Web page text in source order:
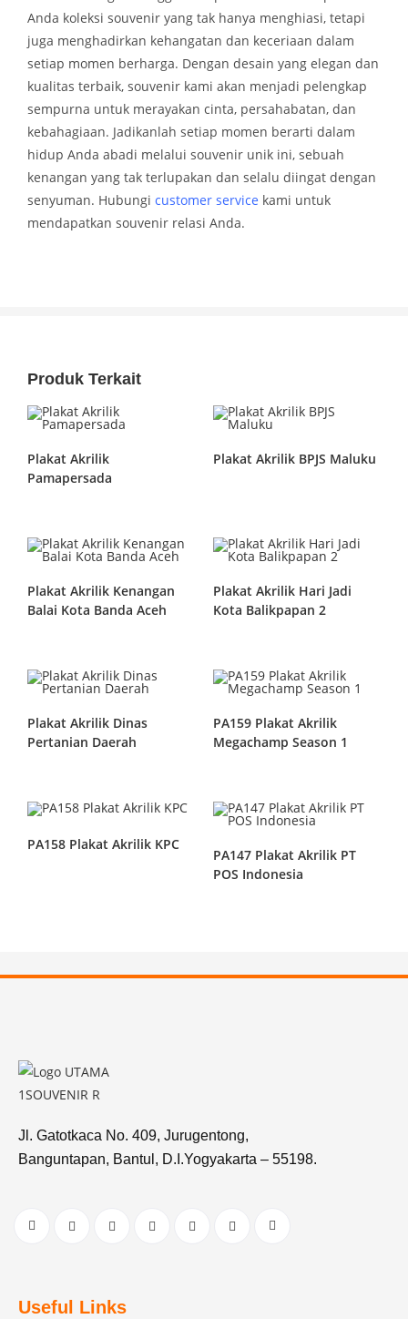
Anda koleksi souvenir yang tak hanya menghiasi, tetapi
juga menghadirkan kehangatan dan keceriaan dalam
setiap momen berharga. Dengan desain yang elegan dan
kualitas terbaik, souvenir kami akan menjadi pelengkap
sempurna untuk merayakan cinta, persahabatan, dan
kebahagiaan. Jadikanlah setiap momen berarti dalam
hidup Anda abadi melalui souvenir unik ini, sebuah
kenangan yang tak terlupakan dan selalu diingat dengan
senyuman. Hubungi customer service kami untuk
mendapatkan souvenir relasi Anda.
Produk Terkait
Plakat Akrilik
Pamapersada
Plakat Akrilik BPJS Maluku
Plakat Akrilik Kenangan
Balai Kota Banda Aceh
Plakat Akrilik Hari Jadi
Kota Balikpapan 2
Plakat Akrilik Dinas
Pertanian Daerah
PA159 Plakat Akrilik
Megachamp Season 1
PA158 Plakat Akrilik KPC
PA147 Plakat Akrilik PT
POS Indonesia
Jl. Gatotkaca No. 409, Jurugentong,
Banguntapan, Bantul, D.I.Yogyakarta – 55198.
Useful Links